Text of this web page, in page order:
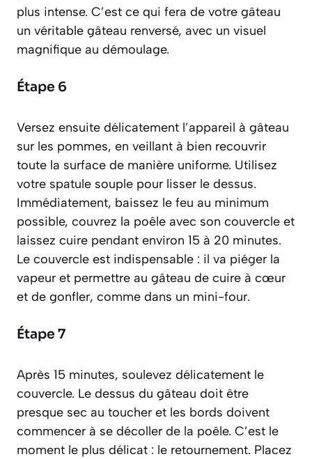
plus intense. C’est ce qui fera de votre gâteau
un véritable gâteau renversé, avec un visuel
magnifique au démoulage.
Étape 6
Versez ensuite délicatement l’appareil à gâteau
sur les pommes, en veillant à bien recouvrir
toute la surface de manière uniforme. Utilisez
votre spatule souple pour lisser le dessus.
Immédiatement, baissez le feu au minimum
possible, couvrez la poêle avec son couvercle et
laissez cuire pendant environ 15 à 20 minutes.
Le couvercle est indispensable : il va piéger la
vapeur et permettre au gâteau de cuire à cœur
et de gonfler, comme dans un mini-four.
Étape 7
Après 15 minutes, soulevez délicatement le
couvercle. Le dessus du gâteau doit être
presque sec au toucher et les bords doivent
commencer à se décoller de la poêle. C’est le
moment le plus délicat : le retournement. Placez